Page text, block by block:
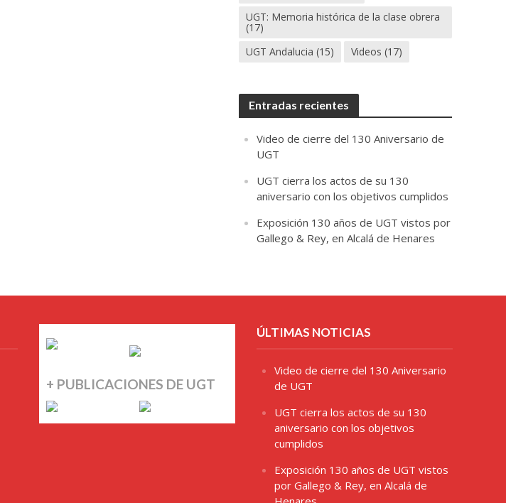
UGT: Memoria histórica de la clase obrera
(17)
UGT Andalucia (15) Videos (17)
Entradas recientes
Video de cierre del 130 Aniversario de
UGT
UGT cierra los actos de su 130
aniversario con los objetivos cumplidos
Exposición 130 años de UGT vistos por
Gallego & Rey, en Alcalá de Henares
+ PUBLICACIONES DE UGT
ÚLTIMAS NOTICIAS
Video de cierre del 130 Aniversario
de UGT
UGT cierra los actos de su 130
aniversario con los objetivos
cumplidos
Exposición 130 años de UGT vistos
por Gallego & Rey, en Alcalá de